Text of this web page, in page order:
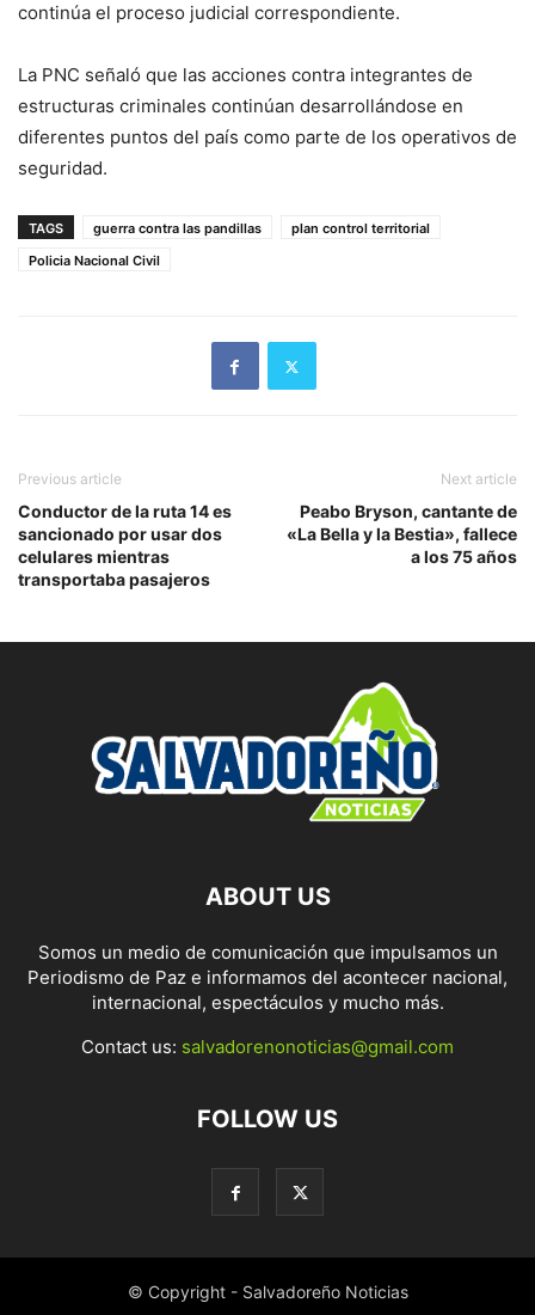
continúa el proceso judicial correspondiente.
La PNC señaló que las acciones contra integrantes de
estructuras criminales continúan desarrollándose en
diferentes puntos del país como parte de los operativos de
seguridad.
TAGS guerra contra las pandillas
plan control territorial
Policia Nacional Civil
Previous article
Conductor de la ruta 14 es
sancionado por usar dos
celulares mientras
transportaba pasajeros
Next article
Peabo Bryson, cantante de
«La Bella y la Bestia», fallece
a los 75 años
ABOUT US
Somos un medio de comunicación que impulsamos un
Periodismo de Paz e informamos del acontecer nacional,
internacional, espectáculos y mucho más.
Contact us: salvadorenonoticias@gmail.com
FOLLOW US
© Copyright - Salvadoreño Noticias